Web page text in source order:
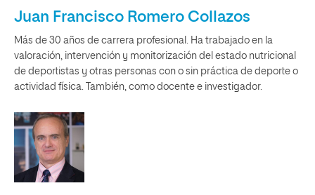
Juan Francisco Romero Collazos
Más de 30 años de carrera profesional. Ha trabajado en la
valoración, intervención y monitorización del estado nutricional
de deportistas y otras personas con o sin práctica de deporte o
actividad física. También, como docente e investigador.